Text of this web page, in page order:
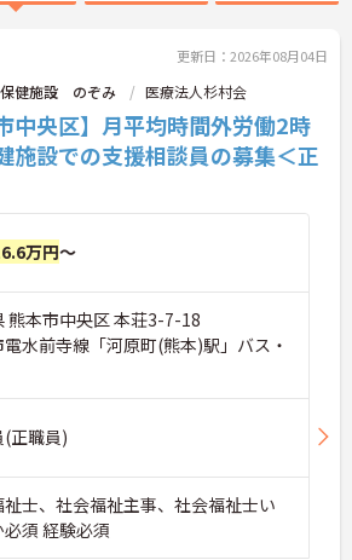
更新日：2026年08月04日
保健施設 のぞみ 医療法人杉村会
中央区】月平均時間外労働2時
施設での支援相談員の募集＜正
万円～
熊本市中央区 本荘3-7-18
水前寺線「河原町(熊本)駅」バス・
(正職員)
士、社会福祉主事、社会福祉士い
須 経験必須